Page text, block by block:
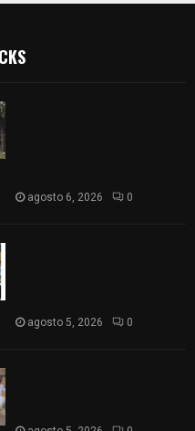
agosto 6, 2026 0
agosto 5, 2026 0